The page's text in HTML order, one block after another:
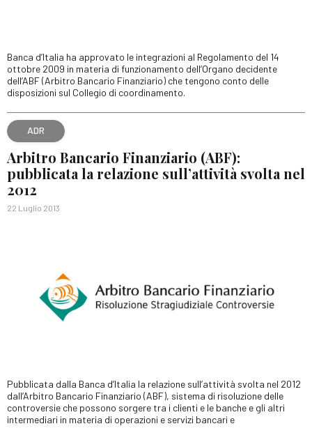
Banca d’Italia ha approvato le integrazioni al Regolamento del 14
ottobre 2009 in materia di funzionamento dell’Organo decidente
dell’ABF (Arbitro Bancario Finanziario) che tengono conto delle
disposizioni sul Collegio di coordinamento.
ADR
Arbitro Bancario Finanziario (ABF):
pubblicata la relazione sull’attività svolta nel
2012
22 Luglio 2013
Pubblicata dalla Banca d’Italia la relazione sull’attività svolta nel 2012
dall’Arbitro Bancario Finanziario (ABF), sistema di risoluzione delle
controversie che possono sorgere tra i clienti e le banche e gli altri
intermediari in materia di operazioni e servizi bancari e